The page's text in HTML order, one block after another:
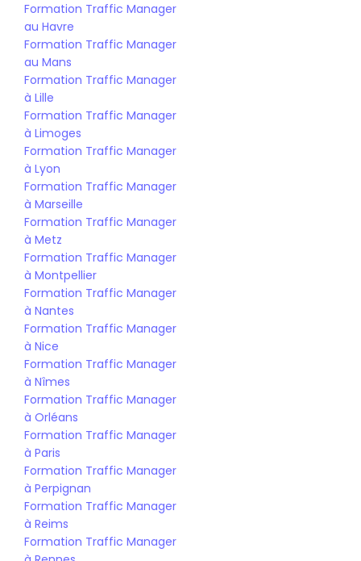
Formation Traffic Manager
au Havre
Formation Traffic Manager
au Mans
Formation Traffic Manager
à Lille
Formation Traffic Manager
à Limoges
Formation Traffic Manager
à Lyon
Formation Traffic Manager
à Marseille
Formation Traffic Manager
à Metz
Formation Traffic Manager
à Montpellier
Formation Traffic Manager
à Nantes
Formation Traffic Manager
à Nice
Formation Traffic Manager
à Nîmes
Formation Traffic Manager
à Orléans
Formation Traffic Manager
à Paris
Formation Traffic Manager
à Perpignan
Formation Traffic Manager
à Reims
Formation Traffic Manager